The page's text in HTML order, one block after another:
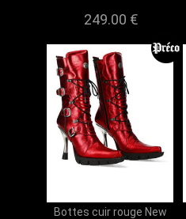
249.00 €
Bottes cuir rouge New